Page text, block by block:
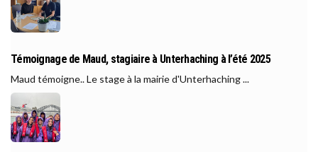
Témoignage de Maud, stagiaire à Unterhaching à l’été 2025
Maud témoigne.. Le stage à la mairie d'Unterhaching ...